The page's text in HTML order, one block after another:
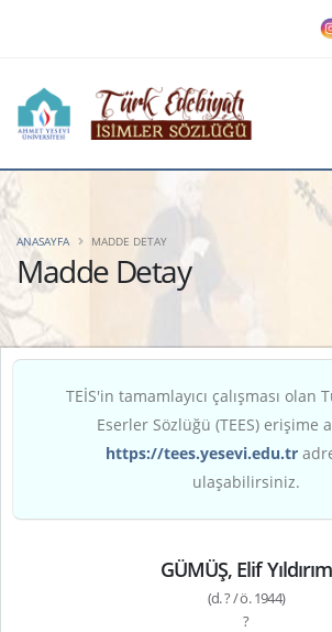
Madde Detay
ANASAYFA MADDE DETAY
TEİS'in tamamlayıcı çalışması olan
Eserler Sözlüğü (TEES) erişime
https://tees.yesevi.edu.tr
ulaşabilirsiniz.
GÜMÜŞ, Elif Yıldırım
(d. ? / ö. 1944)
?